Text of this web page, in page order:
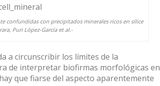
confundidas con precipitados minerales ricos en sílice
Puri López-García et al.-
a circunscribir los límites de la
de interpretar biofirmas morfológicas en
que fiarse del aspecto aparentemente